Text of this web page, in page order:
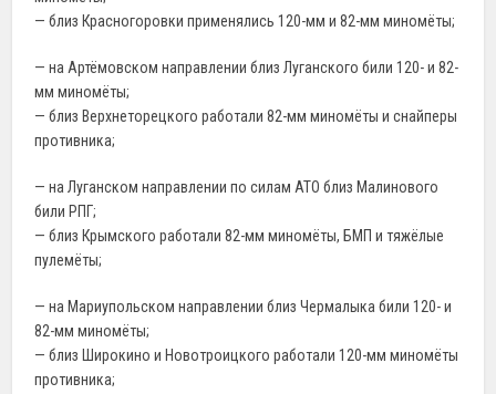
— близ Красногоровки применялись 120-мм и 82-мм миномёты;
— на Артёмовском направлении близ Луганского били 120- и 82-
мм миномёты;
— близ Верхнеторецкого работали 82-мм миномёты и снайперы
противника;
— на Луганском направлении по силам АТО близ Малинового
били РПГ;
— близ Крымского работали 82-мм миномёты, БМП и тяжёлые
пулемёты;
— на Мариупольском направлении близ Чермалыка били 120- и
82-мм миномёты;
— близ Широкино и Новотроицкого работали 120-мм миномёты
противника;